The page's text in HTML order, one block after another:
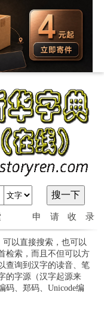
申请收录
可以直接搜索，也可以
检索，而且不但可以方
查询到汉字的读音、笔
的字源（汉字起源来
码、郑码、Unicode编